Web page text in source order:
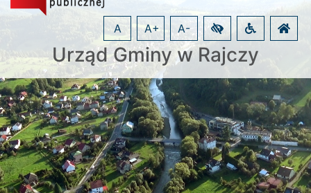
Urząd Gminy w Rajczy
A A+ A-